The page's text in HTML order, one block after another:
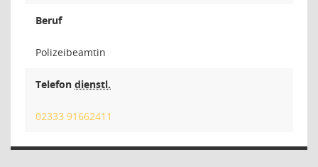
Beruf
Polizeibeamtin
Telefon dienstl.
02333 91662411